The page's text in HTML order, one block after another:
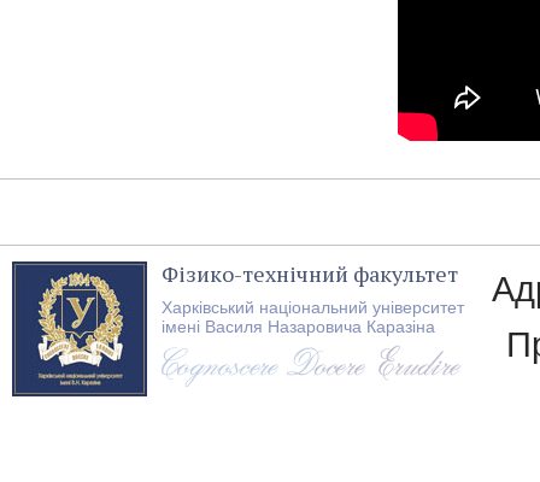
Фізико-технічний факультет
Харківський національний університет
імені Василя Назаровича Каразіна